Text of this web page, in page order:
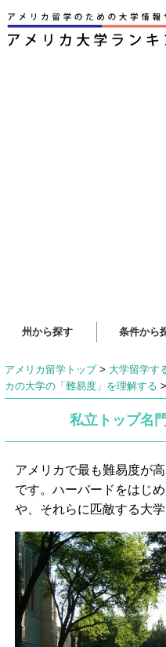
州から探す 条件から
アメリカ留学トップ > 大学留学す
カの大学の「難易度」を理解する >
私立トップ名
アメリカで最も難易度が
です。ハーバードをはじ
や、それらに匹敵する大